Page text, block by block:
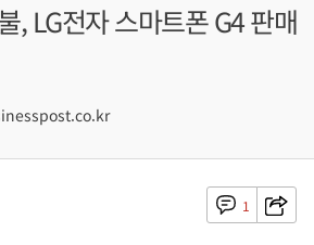
, LG전자 스마트폰 G4 판매
1